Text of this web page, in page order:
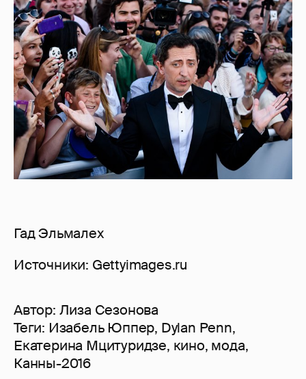
Гад Эльмалех
Источники: Gettyimages.ru
Автор: Лиза Сезонова
Теги: Изабель Юппер, Dylan Penn,
Екатерина Мцитуридзе, кино, мода,
Канны-2016